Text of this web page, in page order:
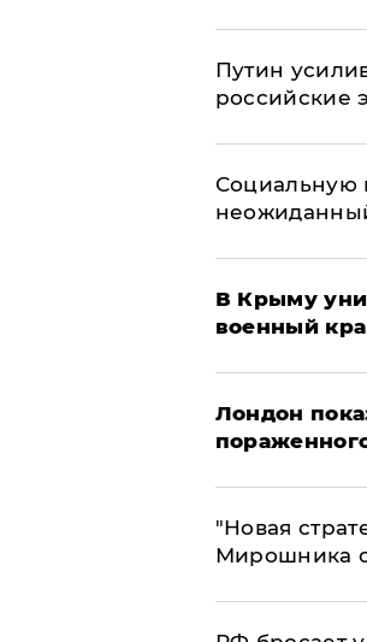
Путин
российские
Социальную
В Крыму
военный
Лондон
"Новая
Мирошника